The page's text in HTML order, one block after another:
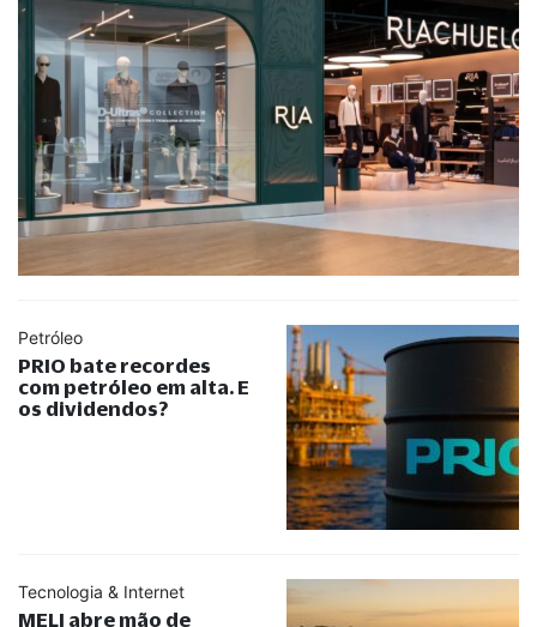
Petróleo
PRIO bate recordes
com petróleo em alta. E
os dividendos?
Tecnologia & Internet
MELI abre mão de